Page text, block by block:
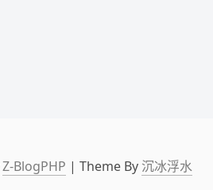
Z-BlogPHP | Theme By 沉冰浮水